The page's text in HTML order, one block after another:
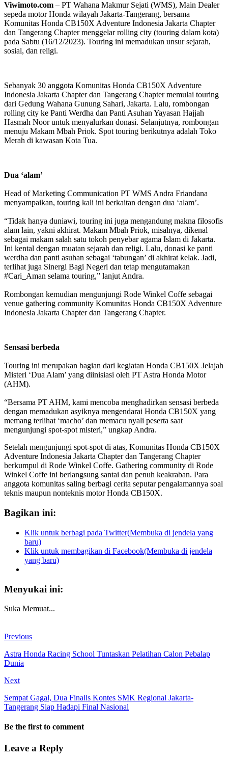
Viwimoto.com – PT Wahana Makmur Sejati (WMS), Main Dealer
sepeda motor Honda wilayah Jakarta-Tangerang, bersama
Komunitas Honda CB150X Adventure Indonesia Jakarta Chapter
dan Tangerang Chapter menggelar rolling city (touring dalam kota)
pada Sabtu (16/12/2023). Touring ini memadukan unsur sejarah,
sosial, dan religi.
Sebanyak 30 anggota Komunitas Honda CB150X Adventure
Indonesia Jakarta Chapter dan Tangerang Chapter memulai touring
dari Gedung Wahana Gunung Sahari, Jakarta. Lalu, rombongan
rolling city ke Panti Werdha dan Panti Asuhan Yayasan Hajjah
Hasmah Noor untuk menyalurkan donasi. Selanjutnya, rombongan
menuju Makam Mbah Priok. Spot touring berikutnya adalah Toko
Merah di kawasan Kota Tua.
Dua ‘alam’
Head of Marketing Communication PT WMS Andra Friandana
menyampaikan, touring kali ini berkaitan dengan dua ‘alam’.
“Tidak hanya duniawi, touring ini juga mengandung makna filosofis
alam lain, yakni akhirat. Makam Mbah Priok, misalnya, dikenal
sebagai makam salah satu tokoh penyebar agama Islam di Jakarta.
Ini kental dengan muatan sejarah dan religi. Lalu, donasi ke panti
werdha dan panti asuhan sebagai ‘tabungan’ di akhirat kelak. Jadi,
terlihat juga Sinergi Bagi Negeri dan tetap mengutamakan
#Cari_Aman selama touring,” lanjut Andra.
Rombongan kemudian mengunjungi Rode Winkel Coffe sebagai
venue gathering community Komunitas Honda CB150X Adventure
Indonesia Jakarta Chapter dan Tangerang Chapter.
Sensasi berbeda
Touring ini merupakan bagian dari kegiatan Honda CB150X Jelajah
Misteri ‘Dua Alam’ yang diinisiasi oleh PT Astra Honda Motor
(AHM).
“Bersama PT AHM, kami mencoba menghadirkan sensasi berbeda
dengan memadukan asyiknya mengendarai Honda CB150X yang
memang terlihat ‘macho’ dan memacu nyali peserta saat
mengunjungi spot-spot misteri,” ungkap Andra.
Setelah mengunjungi spot-spot di atas, Komunitas Honda CB150X
Adventure Indonesia Jakarta Chapter dan Tangerang Chapter
berkumpul di Rode Winkel Coffe. Gathering community di Rode
Winkel Coffe ini berlangsung santai dan penuh keakraban. Para
anggota komunitas saling berbagi cerita seputar pengalamannya soal
teknis maupun nonteknis motor Honda CB150X.
Bagikan ini:
Klik untuk berbagi pada Twitter(Membuka di jendela yang
baru)
Klik untuk membagikan di Facebook(Membuka di jendela
yang baru)
Menyukai ini:
Suka Memuat...
Previous
Astra Honda Racing School Tuntaskan Pelatihan Calon Pebalap
Dunia
Next
Sempat Gagal, Dua Finalis Kontes SMK Regional Jakarta-
Tangerang Siap Hadapi Final Nasional
Be the first to comment
Leave a Reply